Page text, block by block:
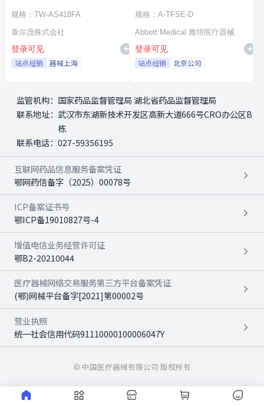
规格：TW-AS418FA
泰尔茂株式会社
登录可见
站点经销 器械上海
射频消融导管
规格：A-TFSE-D
Abbott Medical 雅培医疗器械
登录可见
站点经销 北京公司
监管机构： 国家药品监督管理局 湖北省药品监督管理局
联系地址： 武汉市东湖新技术开发区高新大道666号CRO办公区B
栋
联系电话： 027-59356195
互联网药品信息服务备案凭证
鄂网药信备字（2025）00078号
ICP备案证书号
鄂ICP备19010827号-4
增值电信业务经营许可证
鄂B2-20210044
医疗器械网络交易服务第三方平台备案凭证
(鄂)网械平台备字[2021]第00002号
营业执照
统一社会信用代码91110000100006047Y
© 中国医疗器械有限公司 版权所有